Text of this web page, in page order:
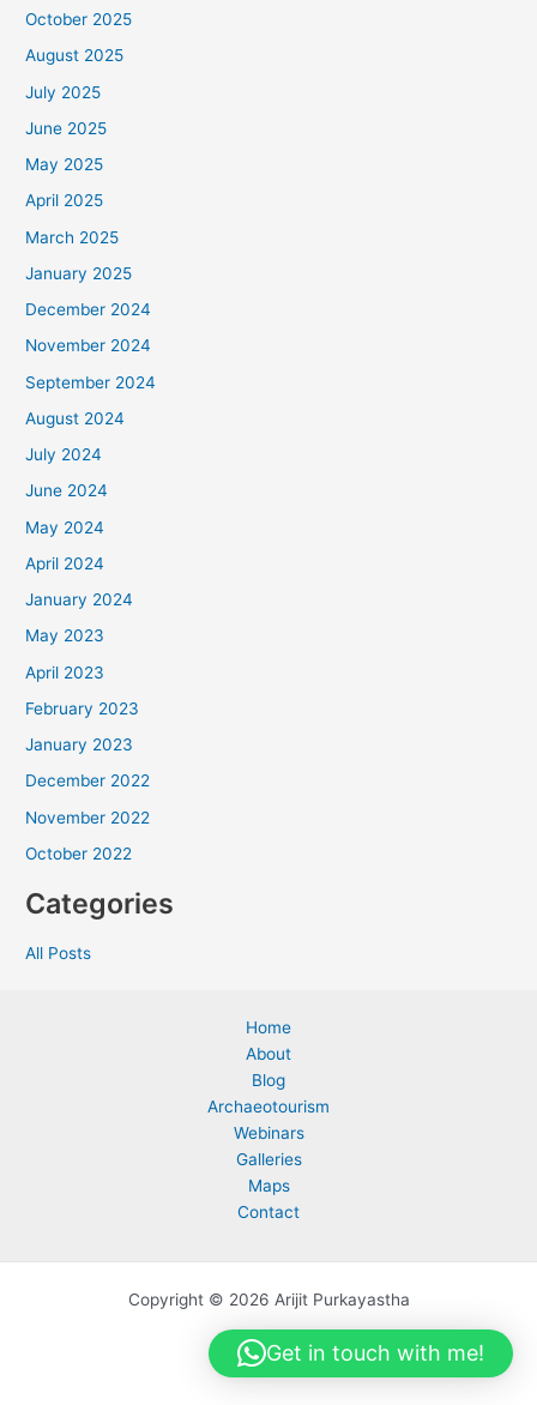
October 2025
August 2025
July 2025
June 2025
May 2025
April 2025
March 2025
January 2025
December 2024
November 2024
September 2024
August 2024
July 2024
June 2024
May 2024
April 2024
January 2024
May 2023
April 2023
February 2023
January 2023
December 2022
November 2022
October 2022
Categories
All Posts
Home
About
Blog
Archaeotourism
Webinars
Galleries
Maps
Contact
Copyright © 2026 Arijit Purkayastha
Get in touch with me!